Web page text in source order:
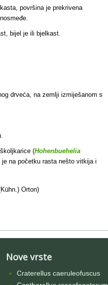
površina je prekrivena
bijel je ili bjelkast.
drveća, na zemlji izmiješanom s
(Hohenbuehelia
na početku rasta nešto vitkija i
Orton)
Nove vrste
Craterellus caeruleofuscus